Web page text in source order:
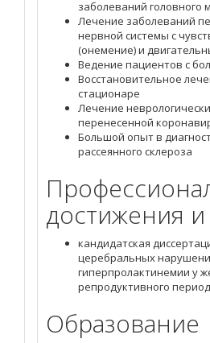
заболеваний головного
Лечение заболеваний
нервной системы с
(онемение) и
Ведение пациентов с
Восстановительное
стационаре
Лечение
перенесенной
Большой опыт в
рассеянного склероза
достижения
кандидатская
церебральных
гиперпролактинемии у
репродуктивного
Образование